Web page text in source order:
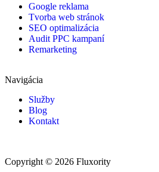
Google reklama
Tvorba web stránok
SEO optimalizácia
Audit PPC kampaní
Remarketing
Navigácia
Služby
Blog
Kontakt
Copyright © 2026 Fluxority